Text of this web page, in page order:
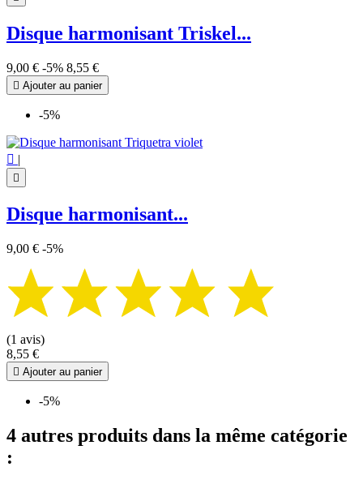
Disque harmonisant Triskel...
9,00 € -5% 8,55 €
 Ajouter au panier
-5%
 |

Disque harmonisant...
9,00 € -5%
(1 avis)
8,55 €
 Ajouter au panier
-5%
4 autres produits dans la même catégorie
: